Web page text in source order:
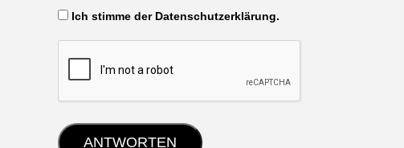
‏‏‎ ‎Ich stimme der Datenschutzerklärung.